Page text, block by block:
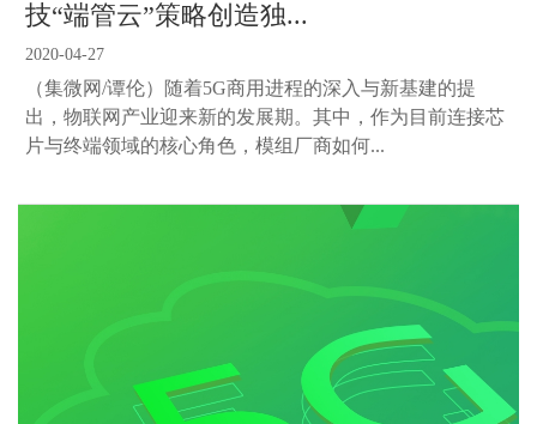
技“端管云”策略创造独...
2020-04-27
（集微网/谭伦）随着5G商用进程的深入与新基建的提
出，物联网产业迎来新的发展期。其中，作为目前连接芯
片与终端领域的核心角色，模组厂商如何...